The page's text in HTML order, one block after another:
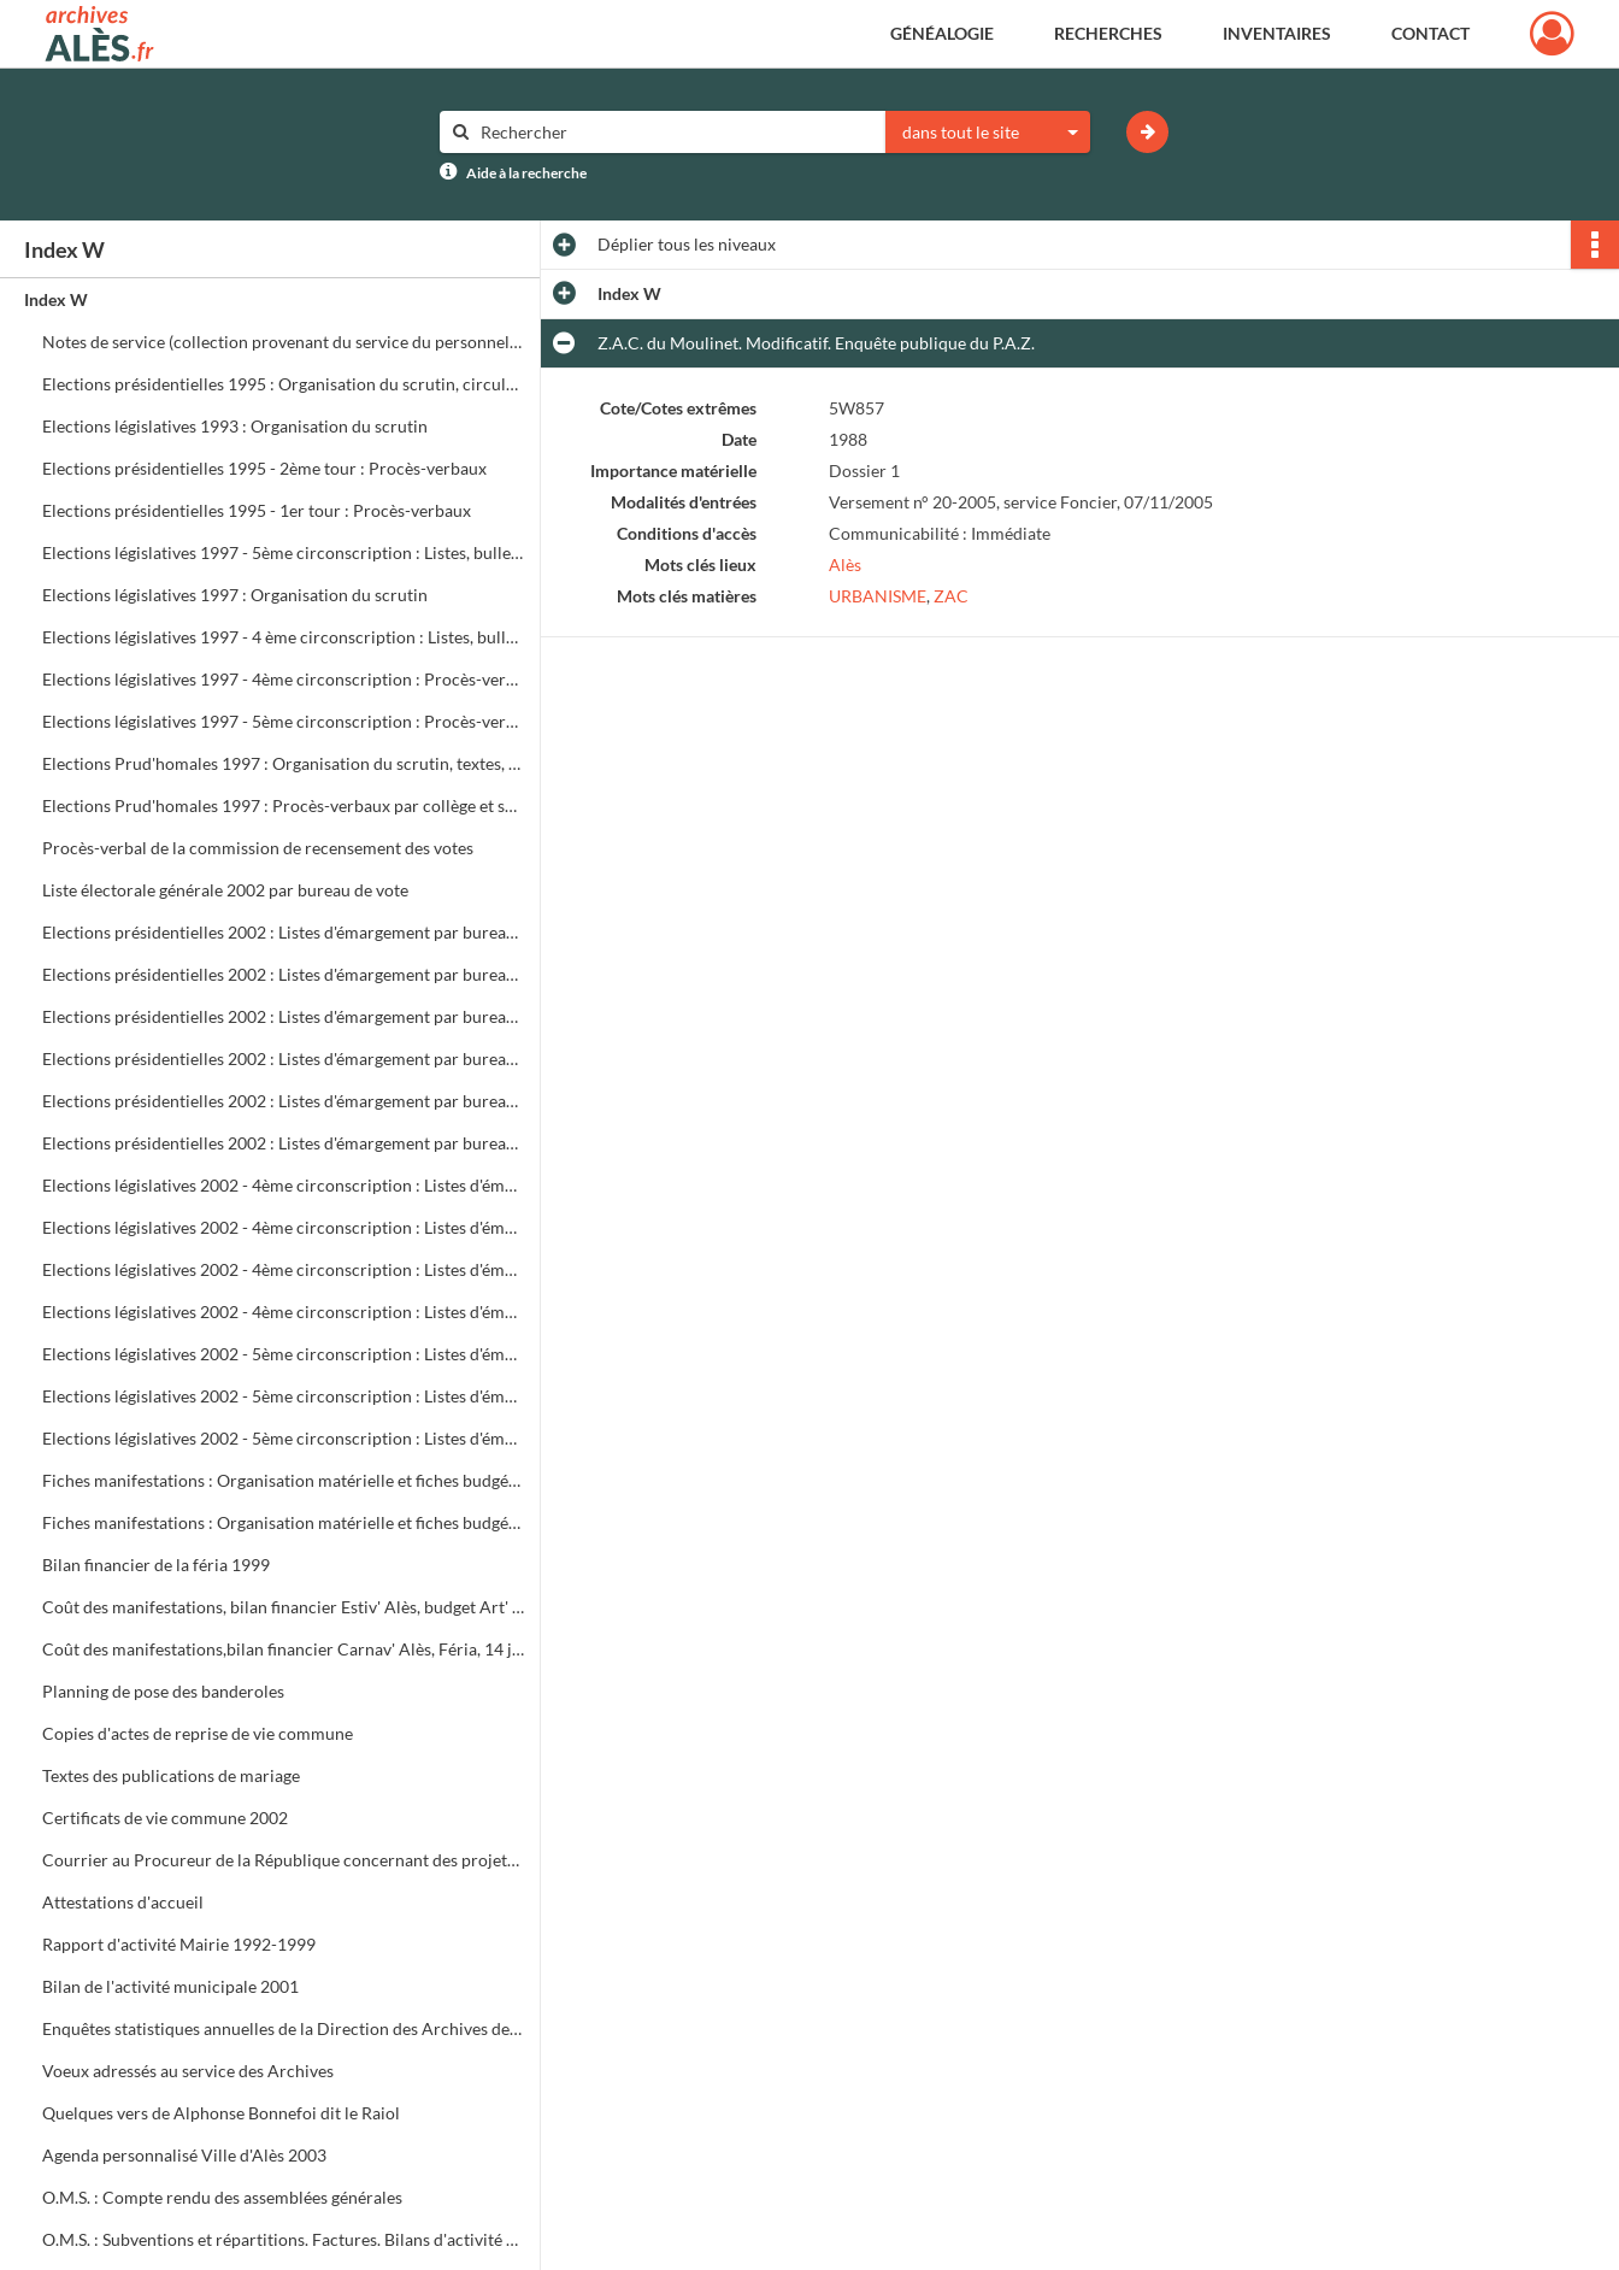
Archives municipales d'Alès GÉNÉALOGIE RECHERCHES INVENTAIRES CONTACT
dans tout le site
Aide à la recherche
Index W
Index W
Notes de service (collection provenant du service du personnel) ffffff
Elections présidentielles 1995 : Organisation du scrutin, circulaires, assesseurs, délégués, présidents de bureau de vote
Elections législatives 1993 : Organisation du scrutin
Elections présidentielles 1995 - 2ème tour : Procès-verbaux
Elections présidentielles 1995 - 1er tour : Procès-verbaux
Elections législatives 1997 - 5ème circonscription : Listes, bulletins de vote, délégués et assesseurs
Elections législatives 1997 : Organisation du scrutin
Elections législatives 1997 - 4 ème circonscription : Listes, bulletins de vote, délégués et assesseurs
Elections législatives 1997 - 4ème circonscription : Procès-verbaux
Elections législatives 1997 - 5ème circonscription : Procès-verbaux
Elections Prud'homales 1997 : Organisation du scrutin, textes, représentants des organisations professionnelles et syndicales, délégués, bureaux de vote, tableaux de vote par correspondance
Elections Prud'homales 1997 : Procès-verbaux par collège et section
Procès-verbal de la commission de recensement des votes
Liste électorale générale 2002 par bureau de vote
Elections présidentielles 2002 : Listes d'émargement par bureau de vote : 1 à 5
Elections présidentielles 2002 : Listes d'émargement par bureau de vote : 6 à 10
Elections présidentielles 2002 : Listes d'émargement par bureau de vote : 11 à 16 ( pas de 12 )
Elections présidentielles 2002 : Listes d'émargement par bureau de vote : 17 à 21
Elections présidentielles 2002 : Listes d'émargement par bureau de vote : 22 à 25
Elections présidentielles 2002 : Listes d'émargement par bureau de vote : 26 à 29
Elections législatives 2002 - 4ème circonscription : Listes d'émargement par bureau de vote : 01 à 05
Elections législatives 2002 - 4ème circonscription : Listes d'émargement par bureau de vote : 06 à 09
Elections législatives 2002 - 4ème circonscription : Listes d'émargement par bureau de vote : 10 à 14
Elections législatives 2002 - 4ème circonscription : Listes d'émargement par bureau de vote : 15 à 17
Elections législatives 2002 - 5ème circonscription : Listes d'émargement par bureau de vote : 18 à 21
Elections législatives 2002 - 5ème circonscription : Listes d'émargement par bureau de vote : 22 à 25
Elections législatives 2002 - 5ème circonscription : Listes d'émargement par bureau de vote : 26 à 29
Fiches manifestations : Organisation matérielle et fiches budgétaires
Fiches manifestations : Organisation matérielle et fiches budgétaires
Bilan financier de la féria 1999
Coût des manifestations, bilan financier Estiv' Alès, budget Art' Alès
Coût des manifestations,bilan financier Carnav' Alès, Féria, 14 juillet, Estiv' Alès, fête de la châtaigne
Planning de pose des banderoles
Copies d'actes de reprise de vie commune
Textes des publications de mariage
Certificats de vie commune 2002
Courrier au Procureur de la République concernant des projets de mariage dont les dossiers administratifs ne sont pas réglés
Attestations d'accueil
Rapport d'activité Mairie 1992-1999
Bilan de l'activité municipale 2001
Enquêtes statistiques annuelles de la Direction des Archives de France
Voeux adressés au service des Archives
Quelques vers de Alphonse Bonnefoi dit le Raiol
Agenda personnalisé Ville d'Alès 2003
O.M.S. : Compte rendu des assemblées générales
O.M.S. : Subventions et répartitions. Factures. Bilans d'activité Conventions avec la ville
Dépliertous les niveaux
Index W
Z.A.C. du Moulinet. Modificatif. Enquête publique du P.A.Z.
Cote/Cotes extrêmes
5W857
Date
1988
Importance matérielle
Dossier 1
Modalités d'entrées
Versement n° 20-2005, service Foncier, 07/11/2005
Conditions d'accès
Communicabilité : Immédiate
Mots clés lieux
Alès
Mots clés matières
URBANISME,ZAC